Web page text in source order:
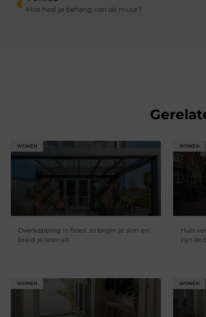
Hoe haal je behang van de muur?
WONEN
Overkapping in fases: zo begin je slim en
breid je later uit
WONEN
Huis
zijn de
WONEN WONEN